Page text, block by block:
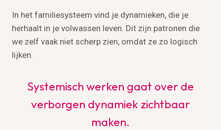
In het familiesysteem vind je dynamieken, die je
herhaalt in je volwassen leven. Dit zijn patronen die
we zelf vaak niet scherp zien, omdat ze zo logisch
lijken.
Systemisch werken gaat over de
verborgen dynamiek zichtbaar
maken.